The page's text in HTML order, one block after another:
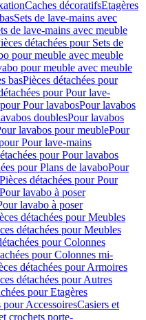
Caches décoratifsEtagères
Sets de lave-mains avec
de lave-mains avec meuble
détachées pour Sets de
pour meuble avec meuble
pour meuble avec meuble
basPièces détachées pour
pour Pour lave-
Pour lavabosPour lavabos
doublesPour lavabos
lavabos pour meublePour
Pour lave-mains
pour Pour lavabos
pour Plans de lavaboPour
Pièces détachées pour Pour
Pour lavabo à poser
lavabo à poser
détachées pour Meubles
détachées pour Meubles
pour Colonnes
pour Colonnes mi-
détachées pour Armoires
détachées pour Autres
pour Etagères
pour AccessoiresCasiers et
crochets porte-